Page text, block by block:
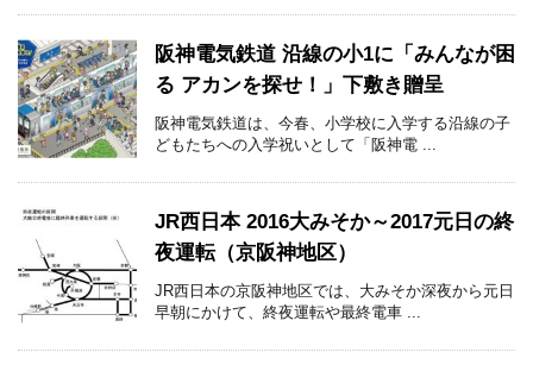
阪神電気鉄道 沿線の小1に「みんなが困
る アカンを探せ！」下敷き贈呈
阪神電気鉄道は、今春、小学校に入学する沿線の子
どもたちへの入学祝いとして「阪神電 ...
JR西日本 2016大みそか～2017元日の終
夜運転（京阪神地区）
JR西日本の京阪神地区では、大みそか深夜から元日
早朝にかけて、終夜運転や最終電車 ...